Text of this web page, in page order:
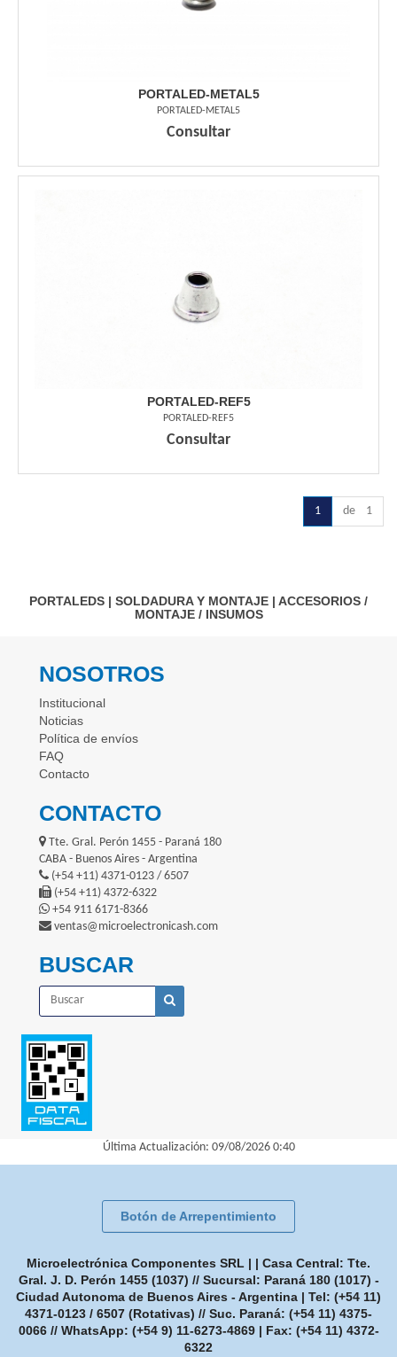
PORTALED-METAL5
PORTALED-METAL5
Consultar
PORTALED-REF5
PORTALED-REF5
Consultar
1 de 1
PORTALEDS | SOLDADURA Y MONTAJE | ACCESORIOS /
MONTAJE / INSUMOS
NOSOTROS
Institucional
Noticias
Política de envíos
FAQ
Contacto
CONTACTO
Tte. Gral. Perón 1455 - Paraná 180
CABA - Buenos Aires - Argentina
(+54 +11) 4371-0123 / 6507
(+54 +11) 4372-6322
+54 911 6171-8366
ventas@microelectronicash.com
BUSCAR
Última Actualización: 09/08/2026 0:40
Botón de Arrepentimiento
Microelectrónica Componentes SRL | | Casa Central: Tte.
Gral. J. D. Perón 1455 (1037) // Sucursal: Paraná 180 (1017) -
Ciudad Autonoma de Buenos Aires - Argentina | Tel: (+54 11)
4371-0123 / 6507 (Rotativas) // Suc. Paraná: (+54 11) 4375-
0066 // WhatsApp: (+54 9) 11-6273-4869| Fax: (+54 11) 4372-
6322